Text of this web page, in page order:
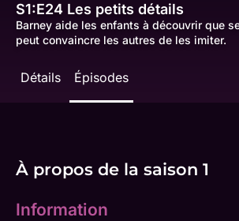
S1:E24 Les petits détails
Barney aide les enfants à découvrir que
peut convaincre les autres de les imiter.
Détails Épisodes
À propos de la saison 1
Information